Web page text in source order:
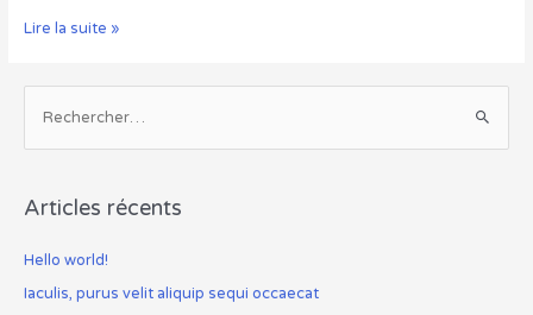
Rem
Lire la suite »
e
Articles récents
Hello world!
Iaculis, purus velit aliquip sequi occaecat